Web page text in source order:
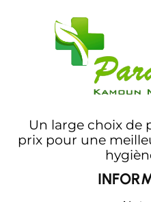
Un large choix de
prix pour une